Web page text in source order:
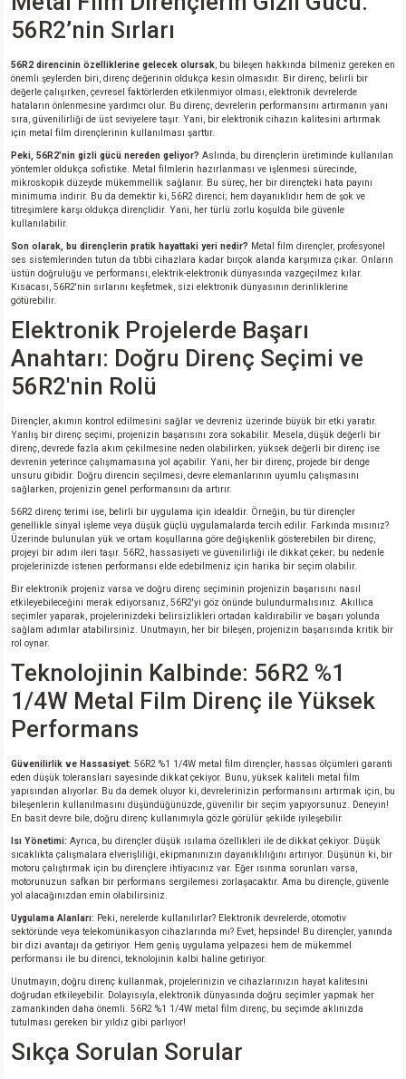
56R2’nin Sırları
56R2 direncinin özelliklerine gelecek olursak , bu bileşen hakkında bilmeniz gereken en
önemli şeylerden biri, direnç değerinin oldukça kesin olmasıdır. Bir direnç, belirli bir
değerle çalışırken, çevresel faktörlerden etkilenmiyor olması, elektronik devrelerde
hataların önlenmesine yardımcı olur. Bu direnç, devrelerin performansını artırmanın yanı
sıra, güvenilirliği de üst seviyelere taşır. Yani, bir elektronik cihazın kalitesini artırmak
için metal film dirençlerinin kullanılması şarttır.
Peki, 56R2’nin gizli gücü nereden geliyor? Aslında, bu dirençlerin üretiminde kullanılan
yöntemler oldukça sofistike. Metal filmlerin hazırlanması ve işlenmesi sürecinde,
mikroskopik düzeyde mükemmellik sağlanır. Bu süreç, her bir dirençteki hata payını
minimuma indirir. Bu da demektir ki, 56R2 direnci; hem dayanıklıdır hem de şok ve
titreşimlere karşı oldukça dirençlidir. Yani, her türlü zorlu koşulda bile güvenle
kullanılabilir.
Son olarak, bu dirençlerin pratik hayattaki yeri nedir? Metal film dirençler, profesyonel
ses sistemlerinden tutun da tıbbi cihazlara kadar birçok alanda karşımıza çıkar. Onların
üstün doğruluğu ve performansı, elektrik-elektronik dünyasında vazgeçilmez kılar.
Kısacası, 56R2'nin sırlarını keşfetmek, sizi elektronik dünyasının derinliklerine
götürebilir.
Elektronik Projelerde Başarı
Anahtarı: Doğru Direnç Seçimi ve
56R2'nin Rolü
Dirençler, akımın kontrol edilmesini sağlar ve devreniz üzerinde büyük bir etki yaratır.
Yanlış bir direnç seçimi, projenizin başarısını zora sokabilir. Mesela, düşük değerli bir
direnç, devrede fazla akım çekilmesine neden olabilirken; yüksek değerli bir direnç ise
devrenin yeterince çalışmamasına yol açabilir. Yani, her bir direnç, projede bir denge
unsuru gibidir. Doğru direncin seçilmesi, devre elemanlarının uyumlu çalışmasını
sağlarken, projenizin genel performansını da artırır.
56R2 direnç terimi ise, belirli bir uygulama için idealdir. Örneğin, bu tür dirençler
genellikle sinyal işleme veya düşük güçlü uygulamalarda tercih edilir. Farkında mısınız?
Üzerinde bulunulan yük ve ortam koşullarına göre değişkenlik gösterebilen bir direnç,
projeyi bir adım ileri taşır. 56R2, hassasiyeti ve güvenilirliği ile dikkat çeker; bu nedenle
projelerinizde istenen performansı elde edebilmeniz için harika bir seçim olabilir.
Bir elektronik projeniz varsa ve doğru direnç seçiminin projenizin başarısını nasıl
etkileyebileceğini merak ediyorsanız, 56R2'yi göz önünde bulundurmalısınız. Akıllıca
seçimler yaparak, projelerinizdeki belirsizlikleri ortadan kaldırabilir ve başarı yolunda
sağlam adımlar atabilirsiniz. Unutmayın, her bir bileşen, projenizin başarısında kritik bir
rol oynar.
Teknolojinin Kalbinde: 56R2 %1
1/4W Metal Film Direnç ile Yüksek
Performans
Güvenilirlik ve Hassasiyet: 56R2 %1 1/4W metal film dirençler, hassas ölçümleri garanti
eden düşük toleransları sayesinde dikkat çekiyor. Bunu, yüksek kaliteli metal film
yapısından alıyorlar. Bu da demek oluyor ki, devrelerinizin performansını artırmak için, bu
bileşenlerin kullanılmasını düşündüğünüzde, güvenilir bir seçim yapıyorsunuz. Deneyin!
En basit devre bile, doğru direnç kullanımıyla gözle görülür şekilde iyileşebilir.
Isı Yönetimi: Ayrıca, bu dirençler düşük ısılama özellikleri ile de dikkat çekiyor. Düşük
sıcaklıkta çalışmalara elverişliliği, ekipmanınızın dayanıklılığını artırıyor. Düşünün ki, bir
motoru çalıştırmak için bu dirençlere ihtiyacınız var. Eğer ısınma sorunları varsa,
motorunuzun safkan bir performans sergilemesi zorlaşacaktır. Ama bu dirençle, güvenle
yol alacağınızdan emin olabilirsiniz.
Uygulama Alanları: Peki, nerelerde kullanılırlar? Elektronik devrelerde, otomotiv
sektöründe veya telekomünikasyon cihazlarında mı? Evet, hepsinde! Bu dirençler, yanında
bir dizi avantajı da getiriyor. Hem geniş uygulama yelpazesi hem de mükemmel
performansı ile bu direnci, teknolojinin kalbi haline getiriyor.
Unutmayın, doğru direnç kullanmak, projelerinizin ve cihazlarınızın hayat kalitesini
doğrudan etkileyebilir. Dolayısıyla, elektronik dünyasında doğru seçimler yapmak her
zamankinden daha önemli. 56R2 %1 1/4W metal film direnç, bu seçimde aklınızda
tutulması gereken bir yıldız gibi parlıyor!
Sıkça Sorulan Sorular